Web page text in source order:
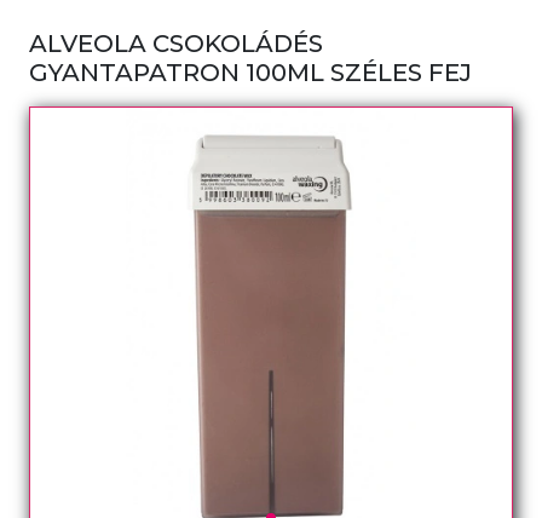
ALVEOLA CSOKOLÁDÉS
GYANTAPATRON 100ML SZÉLES FEJ